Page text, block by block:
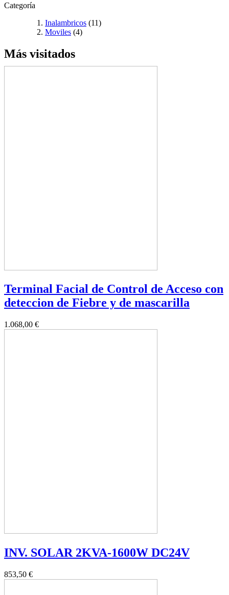
Categoría
Inalambricos (11)
Moviles (4)
Más visitados
Terminal Facial de Control de Acceso con
deteccion de Fiebre y de mascarilla
1.068,00 €
INV. SOLAR 2KVA-1600W DC24V
853,50 €